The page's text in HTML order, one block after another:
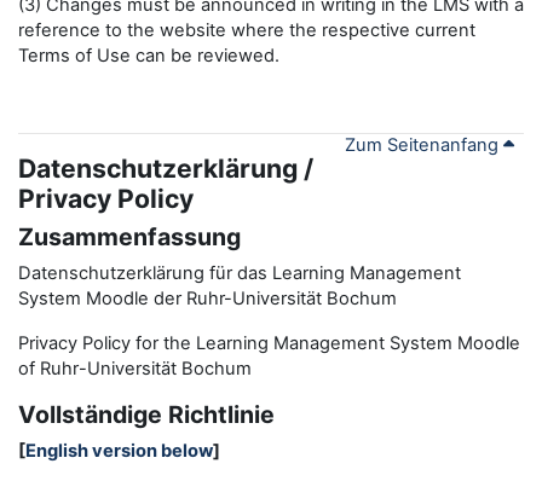
(3) Changes must be announced in writing in the LMS with a
reference to the website where the respective current
Terms of Use can be reviewed.
Zum Seitenanfang
Datenschutzerklärung /
Privacy Policy
Zusammenfassung
Datenschutzerklärung für das Learning Management
System Moodle der Ruhr-Universität Bochum
Privacy Policy for the Learning Management System Moodle
of Ruhr-Universität Bochum
Vollständige Richtlinie
[English version below]